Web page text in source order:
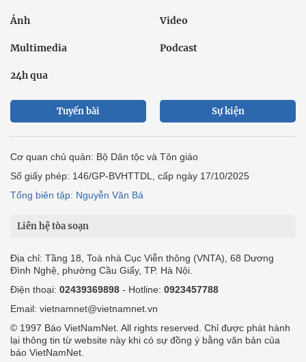
Ảnh Video
Multimedia Podcast
24h qua
Tuyến bài Sự kiện
Cơ quan chủ quản: Bộ Dân tộc và Tôn giáo
Số giấy phép: 146/GP-BVHTTDL, cấp ngày 17/10/2025
Tổng biên tập: Nguyễn Văn Bá
Liên hệ tòa soạn
Địa chỉ: Tầng 18, Toà nhà Cục Viễn thông (VNTA), 68 Dương
Đình Nghệ, phường Cầu Giấy, TP. Hà Nội.
Điện thoại: 02439369898 - Hotline: 0923457788
Email: vietnamnet@vietnamnet.vn
© 1997 Báo VietNamNet. All rights reserved. Chỉ được phát hành
lại thông tin từ website này khi có sự đồng ý bằng văn bản của
báo VietNamNet.